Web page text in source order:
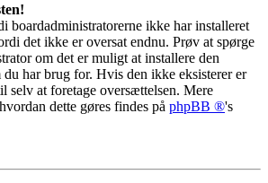
boardadministratorerne ikke har installeret
det ikke er oversat endnu. Prøv at spørge
om det er muligt at installere den
du har brug for. Hvis den ikke eksisterer er
selv at foretage oversættelsen. Mere
dette gøres findes på phpBB ®'s